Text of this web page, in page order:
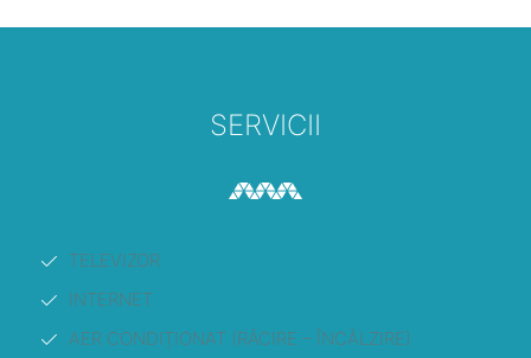
SERVICII
TELEVIZOR
INTERNET
AER CONDIȚIONAT (RĂCIRE – ÎNCĂLZIRE)